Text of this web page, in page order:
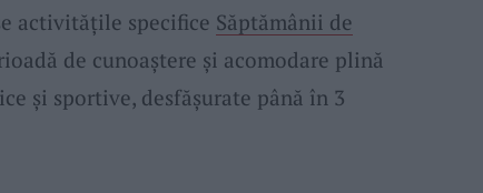
activitățile specifice Săptămânii de
de cunoaștere și acomodare plină
și sportive, desfășurate până în 3